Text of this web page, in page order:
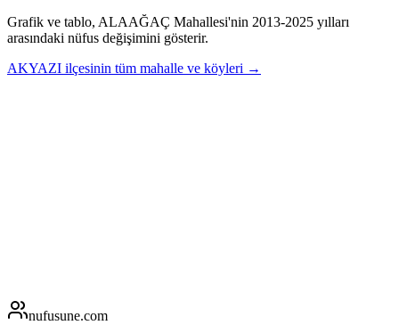
Grafik ve tablo, ALAAĞAÇ Mahallesi'nin 2013-2025 yılları
arasındaki nüfus değişimini gösterir.
AKYAZI ilçesinin tüm mahalle ve köyleri →
nufusune.com